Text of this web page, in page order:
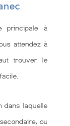
principale à
attendez à
trouver le
dans laquelle
ou